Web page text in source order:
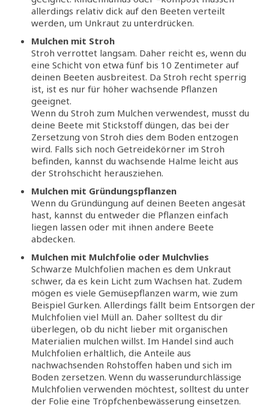
allerdings relativ dick auf den Beeten verteilt
werden, um Unkraut zu unterdrücken.
Mulchen mit Stroh
Stroh verrottet langsam. Daher reicht es, wenn du
eine Schicht von etwa fünf bis 10 Zentimeter auf
deinen Beeten ausbreitest. Da Stroh recht sperrig
ist, ist es nur für höher wachsende Pflanzen
geeignet.
Wenn du Stroh zum Mulchen verwendest, musst du
deine Beete mit Stickstoff düngen, das bei der
Zersetzung von Stroh dies dem Boden entzogen
wird. Falls sich noch Getreidekörner im Stroh
befinden, kannst du wachsende Halme leicht aus
der Strohschicht herausziehen.
Mulchen mit Gründungspflanzen
Wenn du Gründüngung auf deinen Beeten angesät
hast, kannst du entweder die Pflanzen einfach
liegen lassen oder mit ihnen andere Beete
abdecken.
Mulchen mit Mulchfolie oder Mulchvlies
Schwarze Mulchfolien machen es dem Unkraut
schwer, da es kein Licht zum Wachsen hat. Zudem
mögen es viele Gemüsepflanzen warm, wie zum
Beispiel Gurken. Allerdings fällt beim Entsorgen der
Mulchfolien viel Müll an. Daher solltest du dir
überlegen, ob du nicht lieber mit organischen
Materialien mulchen willst. Im Handel sind auch
Mulchfolien erhältlich, die Anteile aus
nachwachsenden Rohstoffen haben und sich im
Boden zersetzen. Wenn du wasserundurchlässige
Mulchfolien verwenden möchtest, solltest du unter
der Folie eine Tröpfchenbewässerung einsetzen.